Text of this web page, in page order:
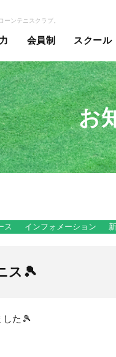
ンテニスクラブ。
会員制 スクール
お
ス インフォメーション
ス🎾
した🎾